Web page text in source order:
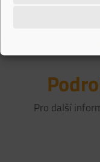
Pro další